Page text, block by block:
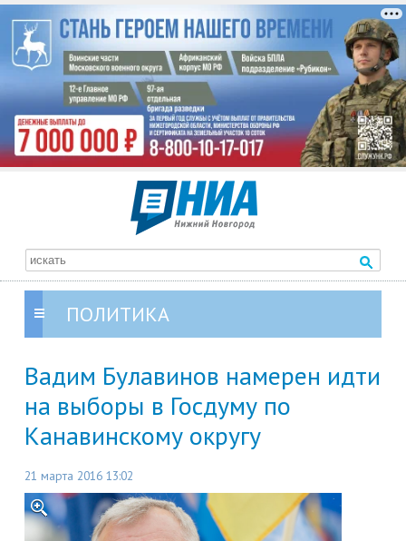
ПОЛИТИКА
Вадим Булавинов намерен идти
на выборы в Госдуму по
Канавинскому округу
21 марта 2016 13:02